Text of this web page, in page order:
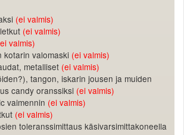
(ei valmis)
(ei valmis)
valmis)
kotarin valomaski (ei valmis)
metalliset (ei valmis)
tangon, iskarin jousen ja muiden
candy oranssiksi (ei valmis)
vaimennin (ei valmis)
(ei valmis)
toleranssimittaus käsivarsimittakoneella